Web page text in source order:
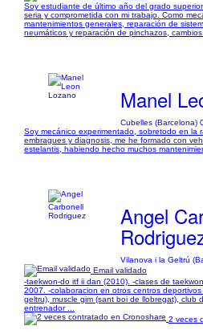
Soy estudiante de último año del grado
seria y comprometida con mi trabajo. Como
mantenimientos generales, reparación de
neumáticos y reparación de pinchazos,
Manel
Cubelles (Barcelona)
Soy mecánico experimentado, sobretodo en la
embragues y diagnosis, me he formado con
estelantis, habiendo hecho muchos
Angel
Vilanova i la Geltrú
Email validado
-taekwon-do itf ii dan (2010). -clases de
2007. -colaboracion en otros centros
geltru), muscle gim (sant boi de llobregat), club
entrenador ...
2 veces